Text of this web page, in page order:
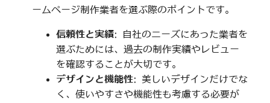
ームページ制作業者を選ぶ際のポイントです。
信頼性と実績: 自社のニーズにあった業者を
選ぶためには、過去の制作実績やレビュー
を確認することが大切です。
デザインと機能性: 美しいデザインだけでな
く、使いやすさや機能性も考慮する必要が